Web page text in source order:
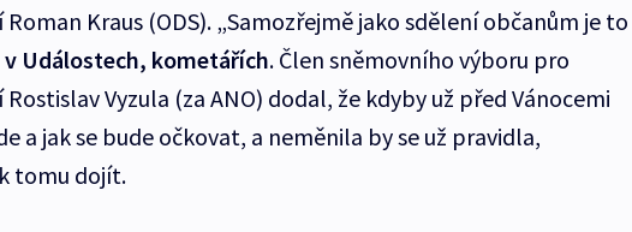
Kraus (ODS). „Samozřejmě jako sdělení občanům je to
v Událostech, kometářích. Člen sněmovního výboru pro
Vyzula (za ANO) dodal, že kdyby už před Vánocemi
a jak se bude očkovat, a neměnila by se už pravidla,
tomu dojít.